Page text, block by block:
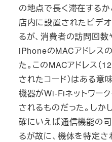
の地点で長く滞在する
店内に設置されたビデ
るが、消費者の訪問回
iPhoneのMACアドレス
た。このMACアドレス
されたコード）はある意
機器がWi-Fiネットワー
されるものだった。しか
確にいえば通信機能の
るが故に、機体を特定